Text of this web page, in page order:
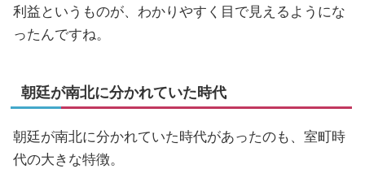
利益というものが、わかりやすく目で見えるようにな
ったんですね。
朝廷が南北に分かれていた時代
朝廷が南北に分かれていた時代があったのも、室町時
代の大きな特徴。